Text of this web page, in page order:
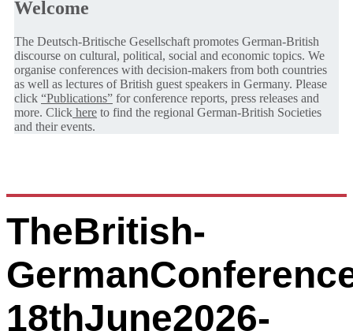
Welcome
The Deutsch-Britische Gesellschaft promotes German-British
discourse on cultural, political, social and economic topics. We
organise conferences with decision-makers from both countries
as well as lectures of British guest speakers in Germany. Please
click “Publications” for conference reports, press releases and
more. Click here to find the regional German-British Societies
and their events.
TheBritish-
18thJune2026-